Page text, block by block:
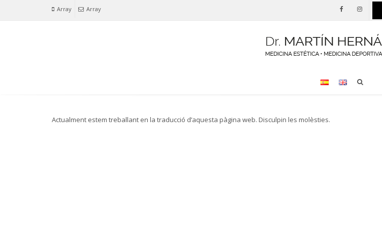
Array Array
Actualment estem treballant en la traducció d’aquesta pàgina web. Disculpin les molèsties.